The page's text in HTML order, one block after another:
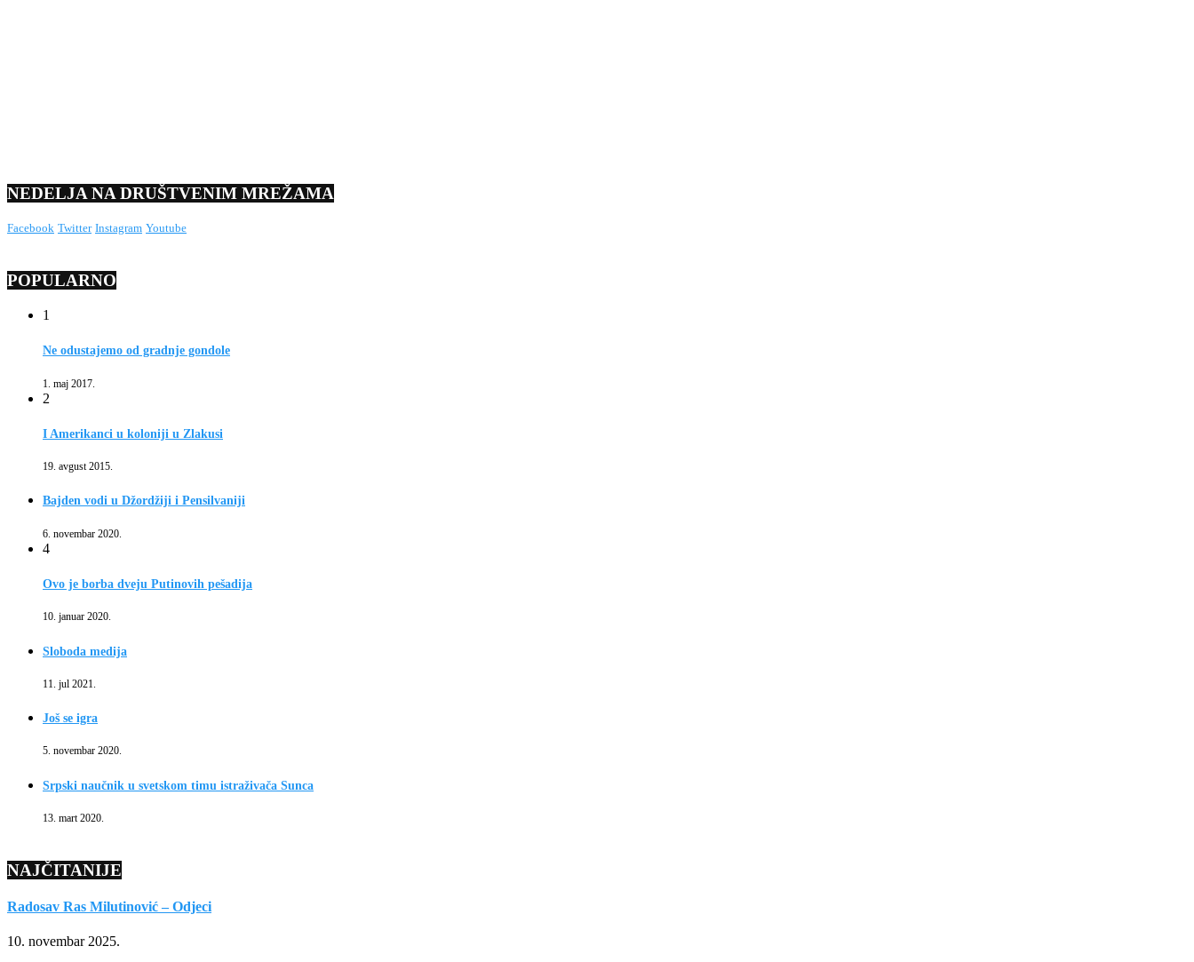
NEDELJA NA DRUŠTVENIM MREŽAMA
Facebook Twitter Instagram Youtube
POPULARNO
1
Ne odustajemo od gradnje gondole
1. maj 2017.
2
I Amerikanci u koloniji u Zlakusi
19. avgust 2015.
Bajden vodi u Džordžiji i Pensilvaniji
6. novembar 2020.
4
Ovo je borba dveju Putinovih pešadija
10. januar 2020.
Sloboda medija
11. jul 2021.
Još se igra
5. novembar 2020.
Srpski naučnik u svetskom timu istraživača Sunca
13. mart 2020.
NAJČITANIJE
Radosav Ras Milutinović – Odjeci
10. novembar 2025.